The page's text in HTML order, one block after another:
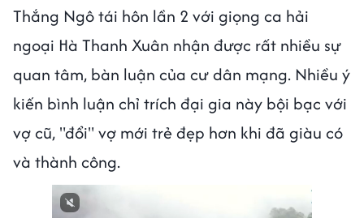
Thắng Ngô tái hôn lần 2 với giọng ca hải
ngoại Hà Thanh Xuân nhận được rất nhiều sự
quan tâm, bàn luận của cư dân mạng. Nhiều ý
kiến bình luận chỉ trích đại gia này bội bạc với
vợ cũ, "đổi" vợ mới trẻ đẹp hơn khi đã giàu có
và thành công.